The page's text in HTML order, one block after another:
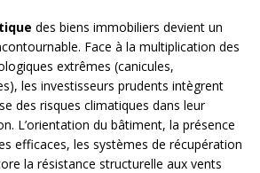
des biens immobiliers devient un
Face à la multiplication des
extrêmes (canicules,
les investisseurs prudents intègrent
des risques climatiques dans leur
L’orientation du bâtiment, la présence
efficaces, les systèmes de récupération
la résistance structurelle aux vents